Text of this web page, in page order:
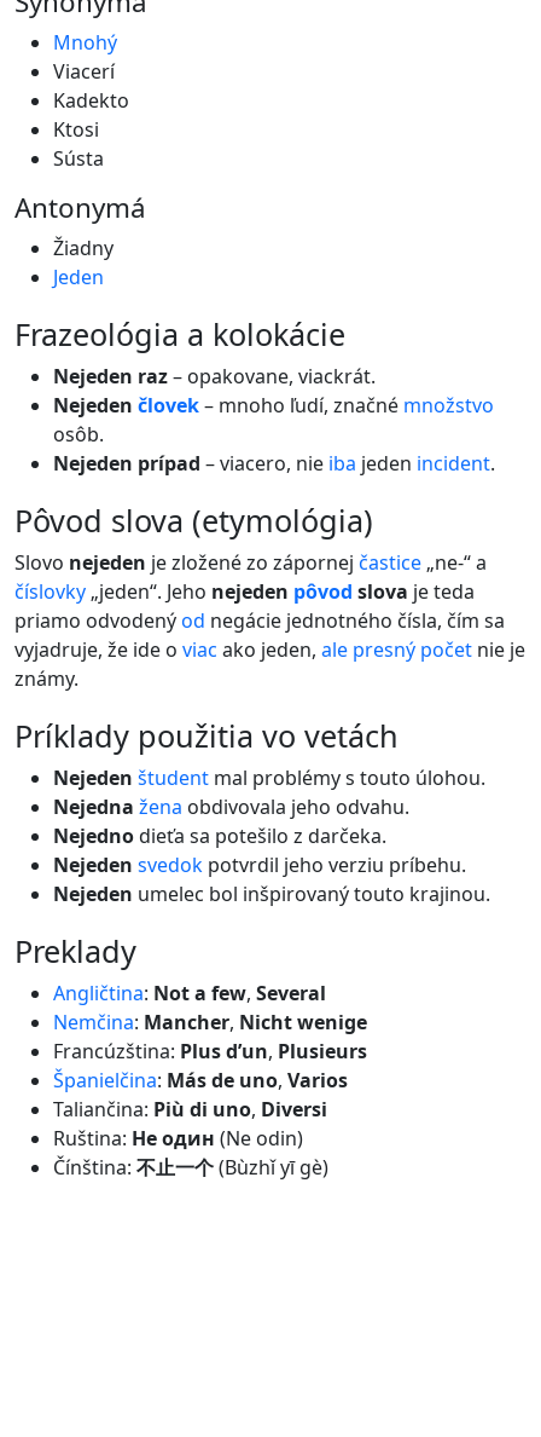
Mnohý
Viacerí
Kadekto
Ktosi
Sústa
Antonymá
Žiadny
Jeden
frazeológia a kolokácie
Nejeden raz– opakovane, viackrát.
Nejeden človek– mnoho ľudí, značné množstvo
osôb.
Nejeden prípad – viacero, nie iba jeden incident.
pôvod slova (etymológia)
Slovo nejeden je zložené zo zápornej častice „ne-“ a
číslovky „jeden“. Jeho nejeden pôvod slova je teda
priamo odvodenýod negácie jednotného čísla, čím sa
vyjadruje, že ide o viac ako jeden, ale presný počet nie je
známy.
príklady použitia vo vetách
Nejeden študent mal problémy s touto úlohou.
Nejedna žena obdivovala jeho odvahu.
Nejednodieťa sa potešilo z darčeka.
Nejeden svedok potvrdil jeho verziu príbehu.
Nejeden umelec bol inšpirovaný touto krajinou.
preklady
Angličtina: Not a few, Several
Nemčina: Mancher, Nicht wenige
Francúzština: Plus d’un, Plusieurs
Španielčina: Más de uno, Varios
Taliančina: Più di uno, Diversi
Ruština: Не один (Ne odin)
Čínština: 不止一个(Bùzhǐ yī gè)